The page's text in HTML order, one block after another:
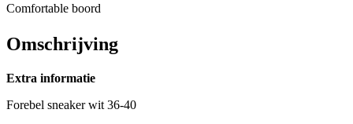
Comfortable boord
Omschrijving
Extra informatie
Forebel sneaker wit 36-40